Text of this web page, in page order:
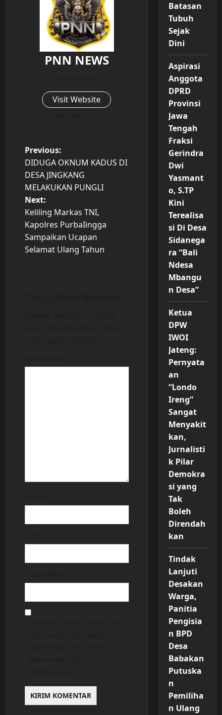
PNN NEWS
Visit Website
P
o
s
t
n
a
t
Previous:
DIDUGA OKNUM KADUS DI
DESA JINGKANG
MELAKUKAN PUNGLI
Next:
Keliling Markas TNI,
Kapolres PurbaIingga
Sampaikan Ucapan
Selamat Ulang Tahun
Batasan
Tubuh
Sejak
Dini
Aspirasi
Anggota
DPRD
Provinsi
Jawa
Tengah
Fraksi
Gerindra
Dwi
Yasmant
o, S.TP
Kini
Terealisa
si Di Desa
Sidanega
ra “Bali
Ndesa
Mbangu
n Desa”
Ketua
DPW
IWOI
Jateng:
Pernyata
an
“Londo
Ireng”
Sangat
Menyakit
kan,
Jurnalisti
k Pilar
Demokra
si yang
Tak
Boleh
Direndah
kan
Tindak
Lanjuti
Desakan
Warga,
Panitia
Pengisia
n BPD
Desa
Babakan
Putuska
n
Pemiliha
n Ulang